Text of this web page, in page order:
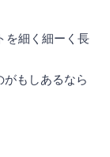
を細く細ーく長
もしあるなら